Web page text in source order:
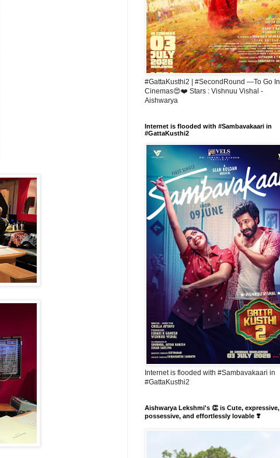
#GattaKusthi2 | #SecondRound —To Go In
Cinemas😍❤️ Stars : Vishnuu Vishal -
Aishwarya
Internet is flooded with #Sambavakaari in
#GattaKusthi2
Internet is flooded with #Sambavakaari in
#GattaKusthi2
Aishwarya Lekshmi's 👏 is Cute, expressive,
possessive, and effortlessly lovable ❣️